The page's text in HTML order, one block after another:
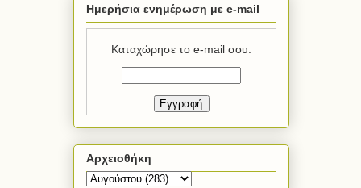
Ημερήσια ενημέρωση με e-mail
Καταχώρησε το e-mail σου:
Αρχειοθήκη